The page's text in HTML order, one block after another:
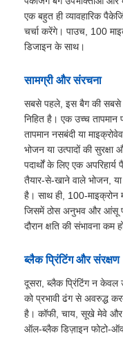
एक बहुत ही व्यावहारिक
चर्चा करेंगे। पाउच, 100
डिजाइन के साथ।
सामग्री और संरचना
सबसे पहले, इस बैग की सबसे
निहित है। एक उच्च तापमान
तापमान नसबंदी या
भोजन या उत्पादों की
पदार्थों के लिए एक
तैयार-से-खाने वाले भोजन,
है। साथ ही, 100-माइक्रोन
जिसमें ठोस अनुभव और आंसू
दौरान क्षति की संभावना कम
ब्लैक प्रिंटिंग और संरक्षण
दूसरा, ब्लैक प्रिंटिंग न केवल
को प्रभावी ढंग से अवरुद्ध
है। कॉफी, चाय, सूखे मेवे और
ऑल-ब्लैक डिज़ाइन फोटो-